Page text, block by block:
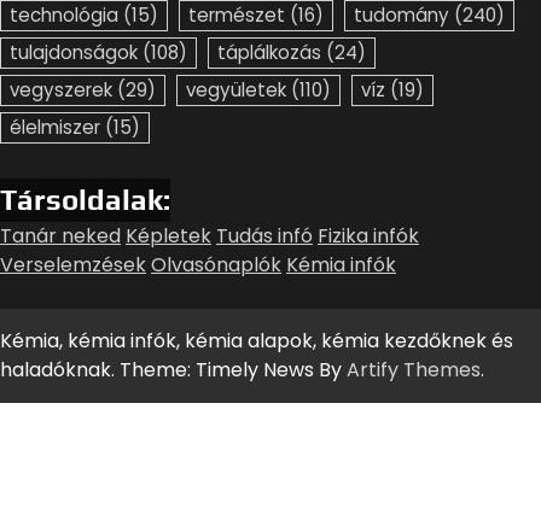
technológia (15) természet (16) tudomány (240)
tulajdonságok (108) táplálkozás (24)
vegyszerek (29) vegyületek (110) víz (19)
élelmiszer (15)
Társoldalak:
Tanár neked Képletek Tudás infó Fizika infók
VerselemzésekOlvasónaplók Kémia infók
Kémia, kémia infók, kémia alapok, kémia kezdőknek és
haladóknak. Theme: Timely News ByArtify Themes.